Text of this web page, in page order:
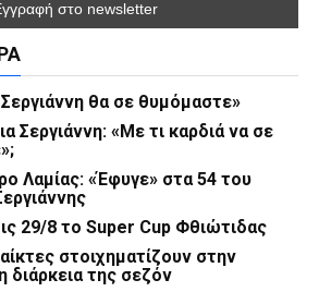
θα σε θυμόμαστε»
Σεργιάννη: «Με τι καρδιά να σε
Λαμίας: «Έφυγε» στα 54 του
29/8 το Super Cup Φθιώτιδας
στοιχηματίζουν στην
διάρκεια της σεζόν